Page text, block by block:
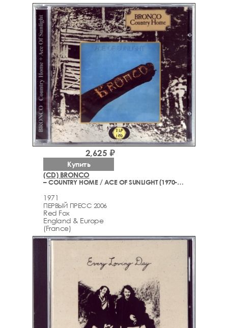
(CD) BRONCO
– COUNTRY HOME / ACE OF SUNLIGHT (1970-1971)
1971
ПЕРВЫЙ ПРЕСС 2006
Red Fox
England & Europe
(France)
2,625 ₽
Купить